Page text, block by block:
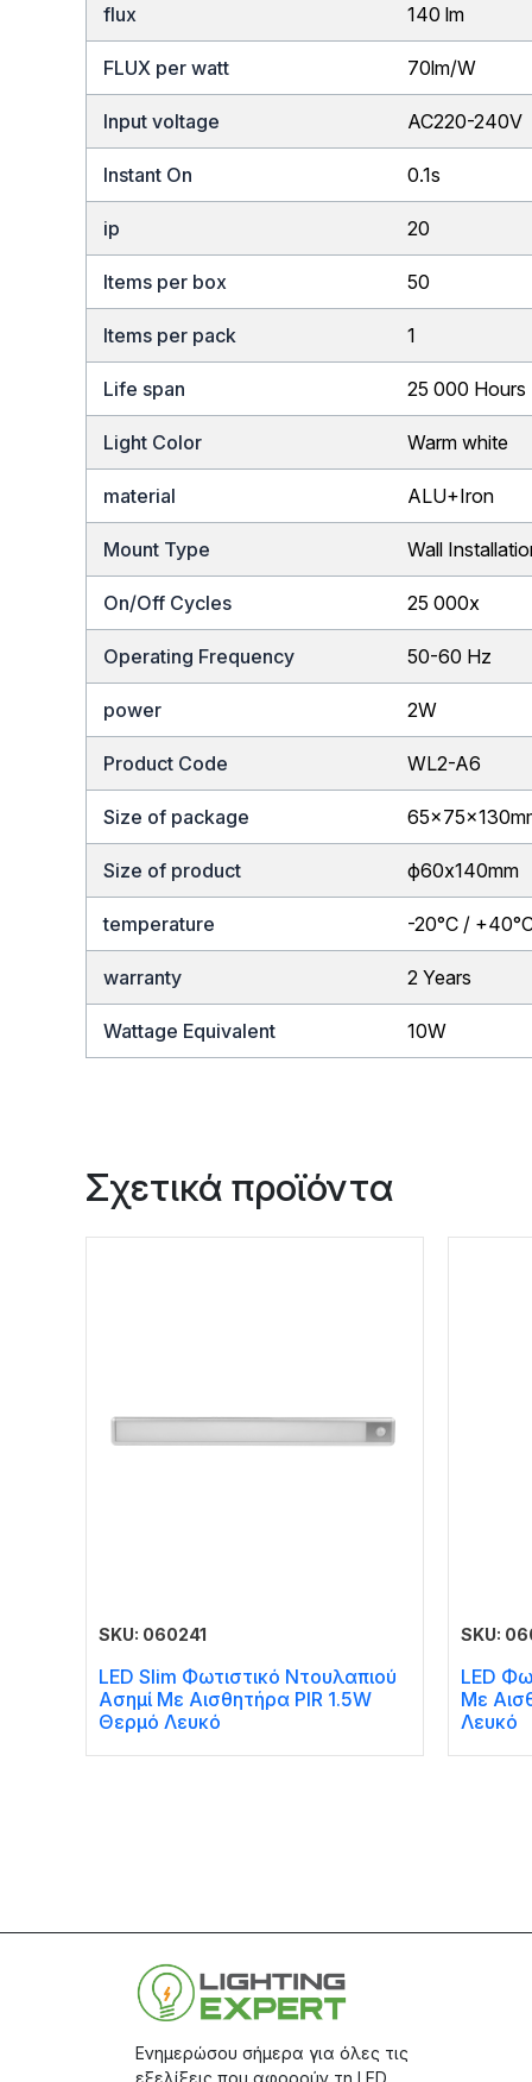
flux 140 lm
FLUX per watt 70lm/W
Input voltage AC220-240V
Instant On 0.1s
ip 20
Items per box 50
Items per pack 1
Life span 25 000 Hours
Light Color Warm white
material ALU+Iron
Mount Type Wall
On/Off Cycles 25 000x
Operating Frequency 50-60 Hz
power 2W
Product Code WL2-A6
Size of package
Size of product ф60x140mm
temperature -20°C /
warranty 2 Years
Wattage Equivalent 10W
Σχετικά προϊόντα
SKU: 060241
LED Slim Φωτιστικό Ντουλαπιού
Ασημί Με Αισθητήρα PIR 1.5W
Θερμό Λευκό
SKU:
LED
Με
Λευκό
Ενημερώσου σήμερα για όλες τις
εξελίξεις που αφορούν τη LED